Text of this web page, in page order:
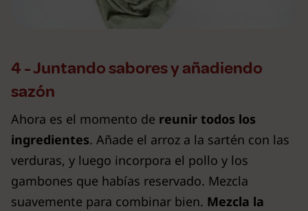
4 - Juntando sabores y añadiendo
sazón
Ahora es el momento de reunir todos los
ingredientes. Añade el arroz a la sartén con las
verduras, y luego incorpora el pollo y los
gambones que habías reservado. Mezcla
suavemente para combinar bien. Mezcla la